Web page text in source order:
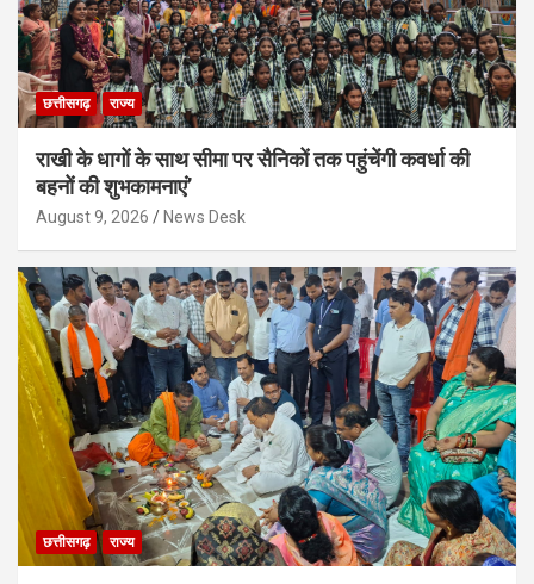
छत्तीसगढ़ राज्य
राखी के धागों के साथ सीमा पर सैनिकों तक पहुंचेंगी कवर्धा की
बहनों की शुभकामनाएं’
August 9, 2026 News Desk
छत्तीसगढ़ राज्य